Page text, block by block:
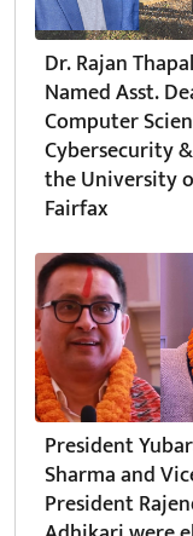
Dr. Rajan
Named Asst.
Computer
Cybersecurity
the University
Fairfax
President
Sharma and
President